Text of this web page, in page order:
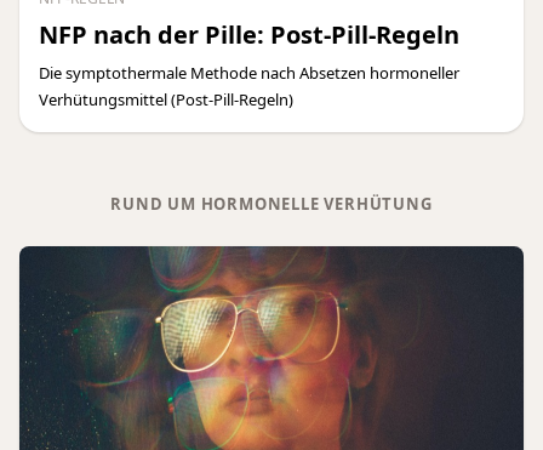
NFP nach der Pille: Post-Pill-Regeln
Die symptothermale Methode nach Absetzen hormoneller
Verhütungsmittel (Post-Pill-Regeln)
RUND UM HORMONELLE VERHÜTUNG